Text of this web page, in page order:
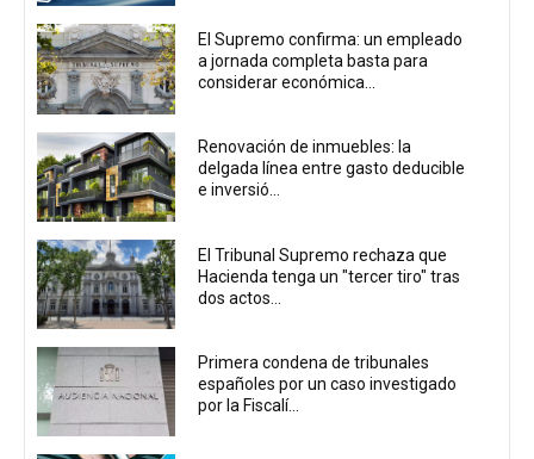
El Supremo confirma: un empleado
a jornada completa basta para
considerar económica...
Renovación de inmuebles: la
delgada línea entre gasto deducible
e inversió...
El Tribunal Supremo rechaza que
Hacienda tenga un "tercer tiro" tras
dos actos...
Primera condena de tribunales
españoles por un caso investigado
por la Fiscalí...